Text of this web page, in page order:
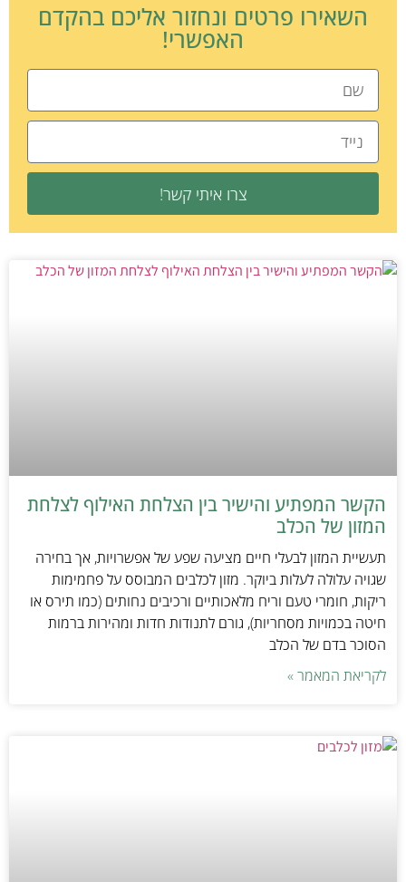
השאירו פרטים ונחזור אליכם בהקדם
האפשרי!
צרו איתי קשר!
הקשר המפתיע והישיר בין הצלחת האילוף לצלחת
המזון של הכלב
תעשיית המזון לבעלי חיים מציעה שפע של אפשרויות, אך בחירה
שגויה עלולה לעלות ביוקר. מזון לכלבים המבוסס על פחמימות
ריקות, חומרי טעם וריח מלאכותיים ורכיבים נחותים (כמו תירס או
חיטה בכמויות מסחריות), גורם לתנודות חדות ומהירות ברמות
הסוכר בדם של הכלב
לקריאת המאמר »